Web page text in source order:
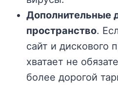
Дополнительные
пространство.
сайт и дискового
хватает не
более дорогой